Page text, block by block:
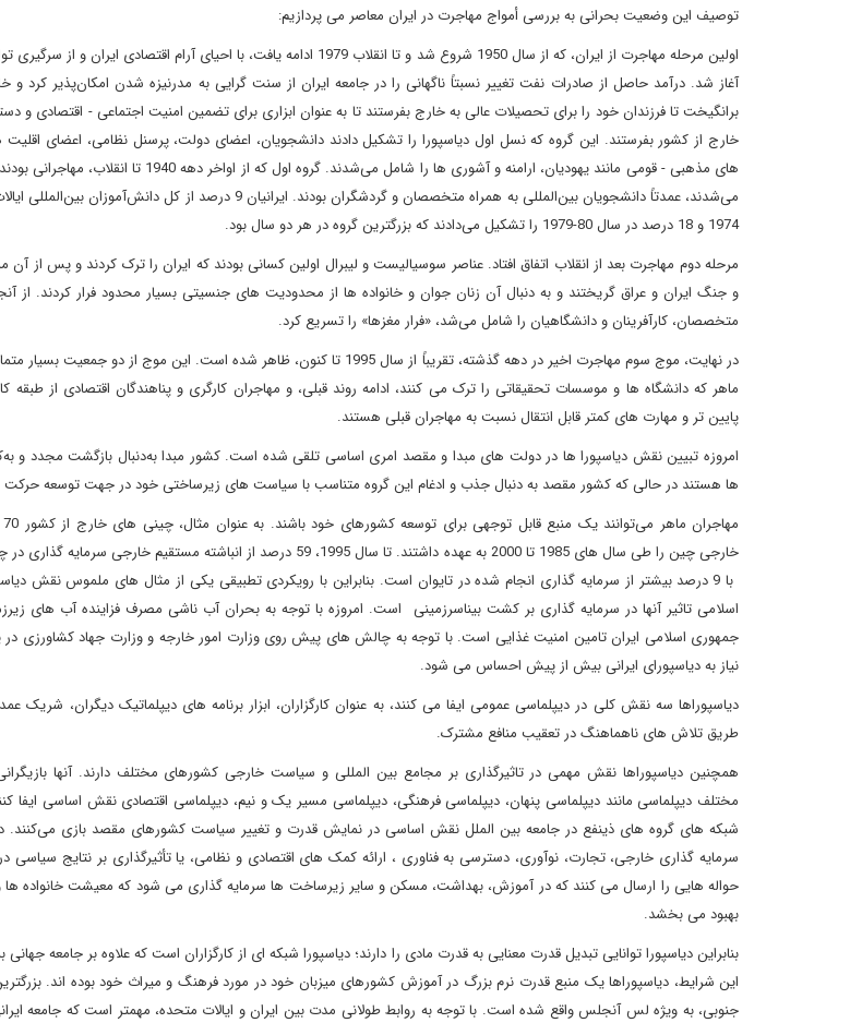
توصیف این وضعیت بحرانی به بررسی أمواج مهاجرت در ایران معاصر می پردازیم:
اولین مرحله مهاجرت از ایران، که از سال 1950 شروع شد و تا انقلاب 1979 ادامه یافت، با احیای
آغاز شد. درآمد حاصل از صادرات نفت تغییر نسبتاً ناگهانی را در جامعه ایران از سنت گرایی به مدرنیزه شدن امکان‌پذیر کرد و
برانگیخت تا فرزندان خود را برای تحصیلات عالی به خارج بفرستند تا به عنوان ابزاری برای تضمین امنیت اجتماعی - اقتصادی
خارج از کشور بفرستند. این گروه که نسل اول دیاسپورا را تشکیل دادند دانشجویان، اعضای دولت، پرسنل نظامی، اعضای اقلیت
های مذهبی - قومی مانند یهودیان، ارامنه و آشوری ها را شامل
1974 و 18 درصد در سال 80-1979 را تشکیل می‌دادند که بزرگترین گروه در هر دو سال بود.
مرحله دوم مهاجرت بعد از انقلاب اتفاق افتاد. عناصر سوسیالیست و لیبرال اولین کسانی بودند که ایران را ترک کردند و پس از
و جنگ ایران و عراق گریختند و به دنبال آن زنان جوان و خانواده ها از محدودیت های جنسیتی بسیار محدود فرار کردند. از
متخصصان، کارآفرینان و دانشگاهیان را شامل می‌شد، «فرار مغزها» را تسریع کرد.
در نهایت، موج سوم مهاجرت اخیر در دهه گذشته، تقریباً از سال 1995 تا کنون، ظاهر شده است. این
ماهر که دانشگاه ها و موسسات تحقیقاتی را ترک می کنند، ادامه روند قبلی، و مهاجران کارگری و پناهندگان اقتصادی از
پایین تر و مهارت های کمتر قابل انتقال نسبت به مهاجران قبلی هستند.
امروزه تبیین نقش دیاسپورا ها در دولت های مبدا و مقصد امری اساسی تلقی شده است. کشور مبدا به‌دنبال بازگشت مجدد و
ها هستند در حالی که کشور مقصد به دنبال جذب و ادغام این گروه متناسب با سیاست های زیرساختی خود در جهت توسعه حرکت
خارجی چین را طی سال های 1985 تا 2000 به عهده داشتند. تا سال 1995، 59 درصد از انباشته
با 9 درصد بیشتر از سرمایه گذاری انجام شده در تایوان است. بنابراین با رویکردی تطبیقی یکی از مثال های ملموس نقش
اسلامی تاثیر آنها در سرمایه گذاری بر کشت بیناسرزمینی است. امروزه با توجه به بحران آب ناشی مصرف فزاینده آب های
جمهوری اسلامی ایران تامین امنیت غذایی است. با توجه به چالش های پیش روی وزارت امور خارجه و وزارت جهاد کشاورزی در
نیاز به دیاسپورای ایرانی بیش از پیش احساس می شود.
دیاسپوراها سه نقش کلی در دیپلماسی عمومی ایفا می کنند، به عنوان کارگزاران، ابزار برنامه های دیپلماتیک دیگران، شریک
طریق تلاش های ناهماهنگ در تعقیب منافع مشترک.
همچنین دیاسپوراها نقش مهمی در تاثیرگذاری بر مجامع بین المللی و سیاست خارجی کشورهای مختلف دارند. آنها
مختلف دیپلماسی مانند دیپلماسی پنهان، دیپلماسی فرهنگی، دیپلماسی مسیر یک و نیم، دیپلماسی اقتصادی نقش اساسی ایفا
شبکه های گروه های ذینفع در جامعه بین الملل نقش اساسی در نمایش قدرت و تغییر سیاست کشورهای مقصد بازی می‌کنند.
سرمایه گذاری خارجی، تجارت، نوآوری، دسترسی به فناوری ، ارائه کمک های اقتصادی و نظامی، یا تأثیرگذاری بر نتایج سیاسی
حواله هایی را ارسال می کنند که در آموزش، بهداشت، مسکن و سایر زیرساخت ها سرمایه گذاری می شود که معیشت خانواده ها و
بهبود می بخشد.
بنابراین دیاسپورا توانایی تبدیل قدرت معنایی به قدرت مادی را دارند؛ دیاسپورا شبکه ای از کارگزاران است که علاوه بر جامعه جهانی
این شرایط، دیاسپوراها یک منبع قدرت نرم بزرگ در آموزش کشورهای میزبان خود در مورد فرهنگ و میراث خود بوده اند. بزرگترین
جنوبی، به ویژه لس آنجلس واقع شده است. با توجه به روابط طولانی مدت بین ایران و ایالات متحده، مهمتر است که جامعه